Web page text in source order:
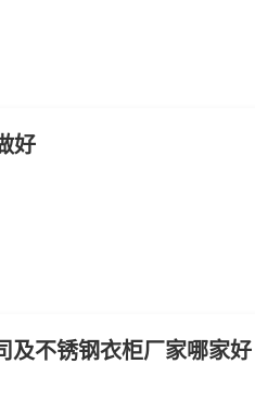
好
及不锈钢衣柜厂家哪家好